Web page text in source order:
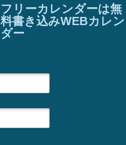
フリーカレンダーは無
料書き込みWEBカレン
ダー